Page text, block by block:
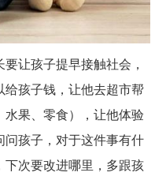
让孩子提早接触社会，
孩子钱，让他去超市帮
果、零食），让他体验
问孩子，对于这件事有什
次要改进哪里，多跟孩